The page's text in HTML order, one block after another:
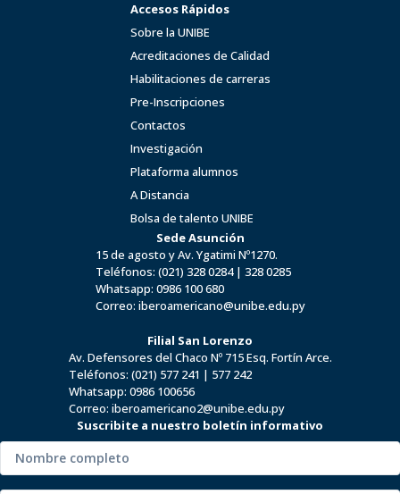
Accesos Rápidos
Sobre la UNIBE
Acreditaciones de Calidad
Habilitaciones de carreras
Pre-Inscripciones
Contactos
Investigación
Plataforma alumnos
A Distancia
Bolsa de talento UNIBE
Sede Asunción
15 de agosto y Av. Ygatimi Nº1270.
Teléfonos: (021) 328 0284| 328 0285
Whatsapp: 0986 100 680
Correo: iberoamericano@unibe.edu.py
Filial San Lorenzo
Av. Defensores del Chaco Nº 715 Esq. Fortín Arce.
Teléfonos: (021) 577 241 | 577 242
Whatsapp: 0986 100656
Correo: iberoamericano2@unibe.edu.py
Suscribite a nuestro boletín informativo